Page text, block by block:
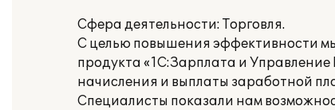
Сфера деятельности: Торговля.
С целью повышения эффективности
продукта «1С:Зарплата и
начисления и выплаты заработной
Специалисты показали нам